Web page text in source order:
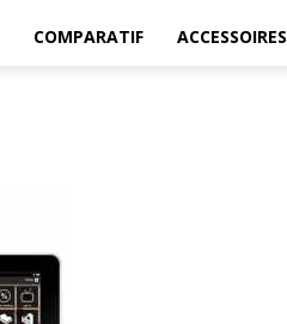
COMPARATIF ACCESSOIRES